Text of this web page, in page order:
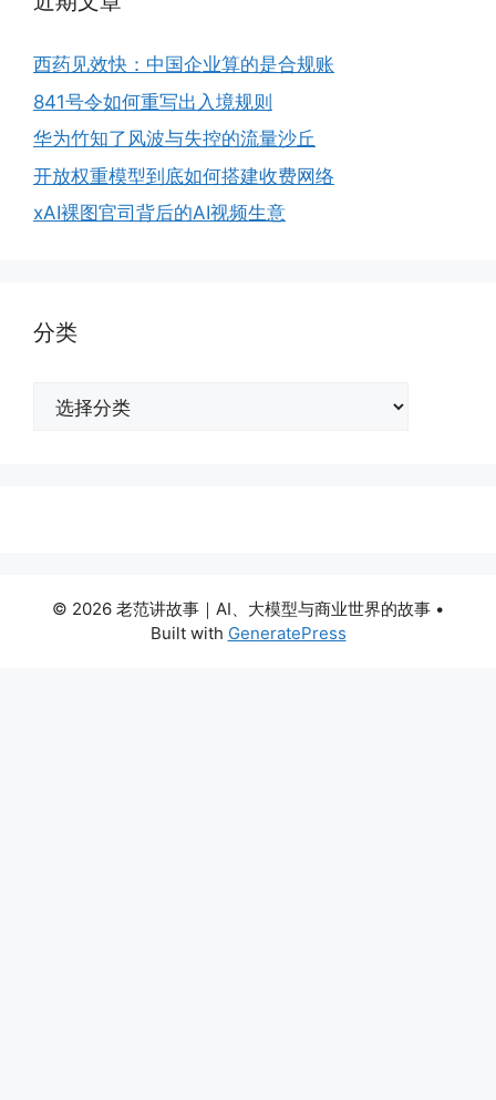
西药见效快：中国企业算的是合规账
841号令如何重写出入境规则
华为竹知了风波与失控的流量沙丘
开放权重模型到底如何搭建收费网络
xAI裸图官司背后的AI视频生意
分类
© 2026 老范讲故事｜AI、大模型与商业世界的故事 •
Built with GeneratePress